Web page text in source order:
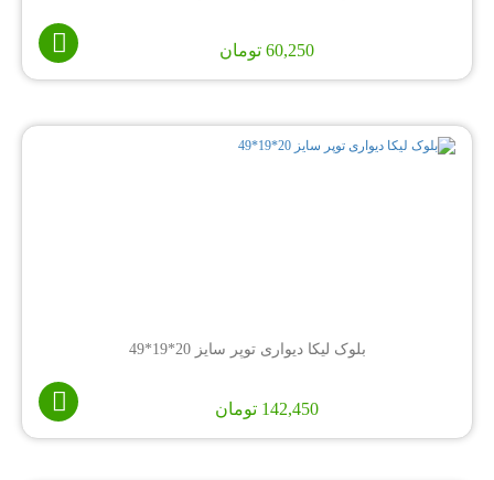
60,250 تومان
بلوک لیکا دیواری توپر سایز 20*19*49
142,450 تومان